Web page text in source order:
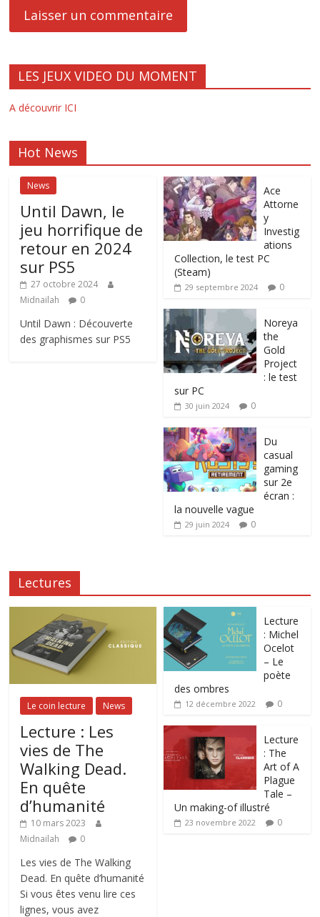
LES JEUX VIDEO DU MOMENT
A découvrir ICI
Hot News
News
Until Dawn, le
jeu horrifique de
retour en 2024
sur PS5
27 octobre 2024
Midnailah
0
Until Dawn : Découverte
des graphismes sur PS5
Ace
Attorne
y
Investig
ations
Collection, le test PC
(Steam)
29 septembre 2024 0
Noreya
the
Gold
Project
: le test
sur PC
30 juin 2024 0
Du
casual
gaming
sur 2e
écran :
la nouvelle vague
29 juin 2024 0
Lectures
Le coin lecture News
Lecture : Les
vies de The
Walking Dead.
En quête
d’humanité
10 mars 2023
Midnailah
0
Les vies de The Walking
Dead. En quête d’humanité
Si vous êtes venu lire ces
lignes, vous avez
Lecture
: Michel
Ocelot
– Le
poète
des ombres
12 décembre 2022 0
Lecture
: The
Art of A
Plague
Tale –
Un making-of illustré
23 novembre 2022 0